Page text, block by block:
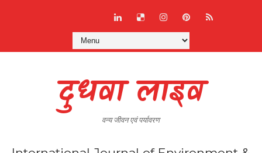
दुधवा लाइव
वन्य जीवन एवं पर्यावरण